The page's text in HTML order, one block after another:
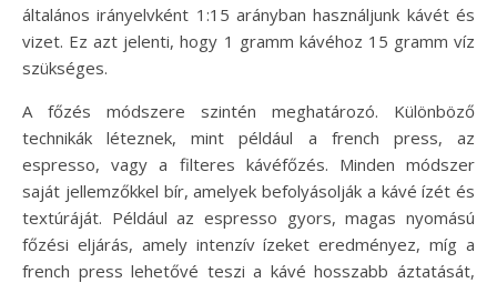
általános irányelvként 1:15 arányban használjunk kávét és
vizet. Ez azt jelenti, hogy 1 gramm kávéhoz 15 gramm víz
szükséges.
A főzés módszere szintén meghatározó. Különböző
technikák léteznek, mint például a french press, az
espresso, vagy a filteres kávéfőzés. Minden módszer
saját jellemzőkkel bír, amelyek befolyásolják a kávé ízét és
textúráját. Például az espresso gyors, magas nyomású
főzési eljárás, amely intenzív ízeket eredményez, míg a
french press lehetővé teszi a kávé hosszabb áztatását,